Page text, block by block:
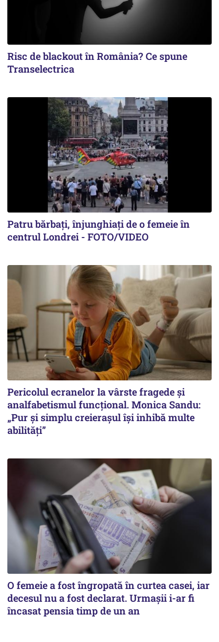
Risc de blackout în România? Ce spune
Transelectrica
Patru bărbați, înjunghiați de o femeie în
centrul Londrei - FOTO/VIDEO
Pericolul ecranelor la vârste fragede și
analfabetismul funcțional. Monica Sandu:
„Pur și simplu creierașul își inhibă multe
abilități”
O femeie a fost îngropată în curtea casei, iar
decesul nu a fost declarat. Urmașii i-ar fi
încasat pensia timp de un an